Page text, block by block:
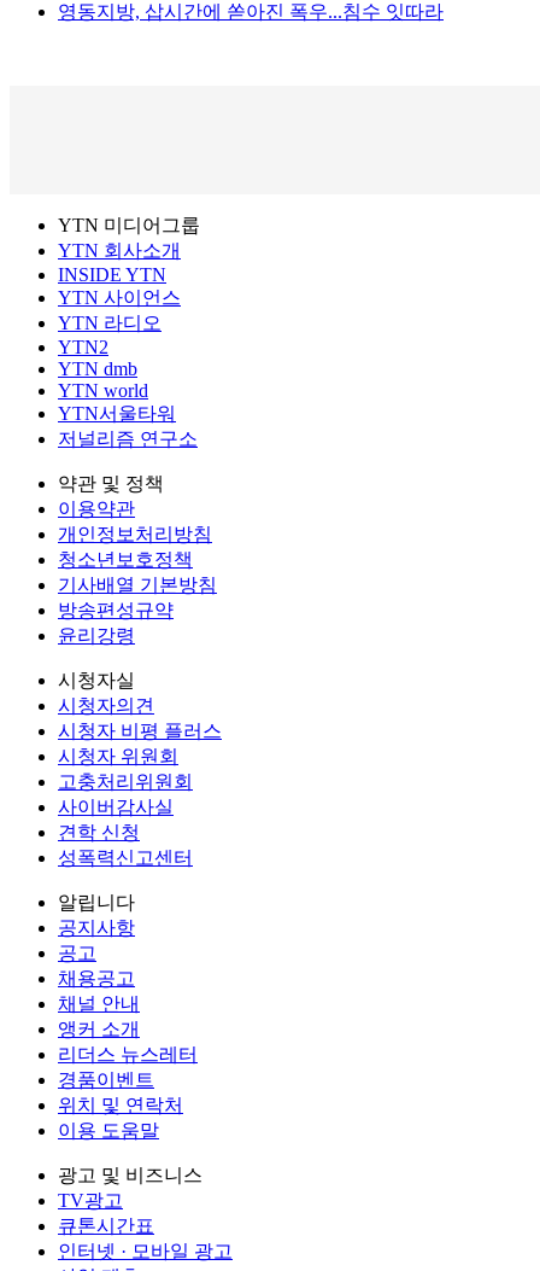
영동지방, 삽시간에 쏟아진 폭우...침수 잇따라
YTN 미디어그룹
YTN 회사소개
INSIDE YTN
YTN 사이언스
YTN 라디오
YTN2
YTN dmb
YTN world
YTN서울타워
저널리즘 연구소
약관 및 정책
이용약관
개인정보처리방침
청소년보호정책
기사배열 기본방침
방송편성규약
윤리강령
시청자실
시청자의견
시청자 비평 플러스
시청자 위원회
고충처리위원회
사이버감사실
견학 신청
성폭력신고센터
알립니다
공지사항
공고
채용공고
채널 안내
앵커 소개
리더스 뉴스레터
경품이벤트
위치 및 연락처
이용 도움말
광고 및 비즈니스
TV광고
큐톤시간표
인터넷 · 모바일 광고